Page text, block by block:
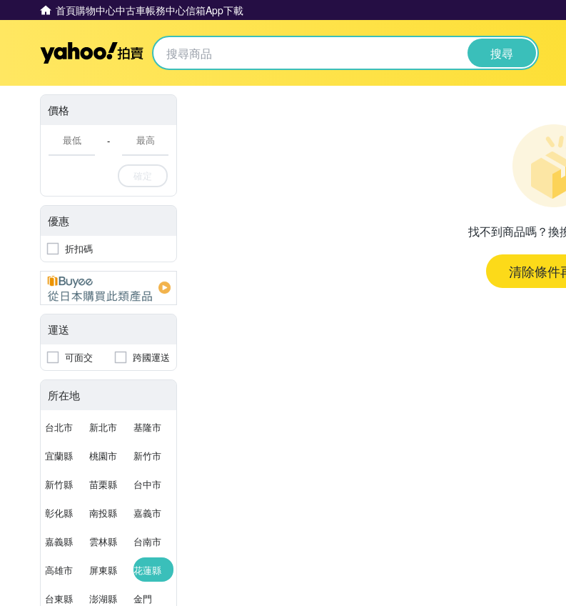
首頁購物中心中古車帳務中心信箱App下載
Yahoo拍賣 搜尋
價格
-
確定
優惠
折扣碼
運送
可面交 跨國運送
所在地
台北市 新北市 基隆市
宜蘭縣 桃園市 新竹市
新竹縣 苗栗縣 台中市
彰化縣 南投縣 嘉義市
嘉義縣 雲林縣 台南市
高雄市 屏東縣 花蓮縣
台東縣 澎湖縣 金門
找不到商品嗎？換
清除條件